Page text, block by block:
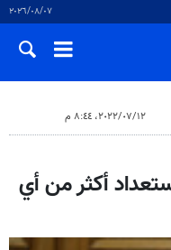
٠٧‏/٠٨‏/٢٠٢٦
١٢‏/٠٧‏/٢٠٢٢، ٨:٤٤ م
أكثر من أي